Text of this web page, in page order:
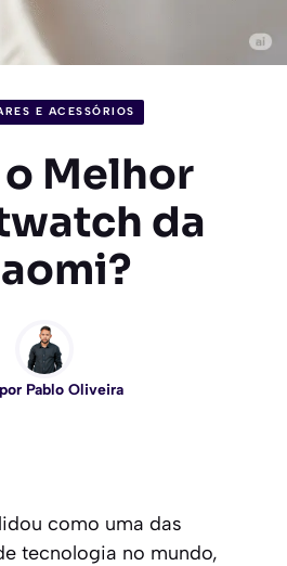
E ACESSÓRIOS
Melhor
da
Pablo Oliveira
como uma das
tecnologia no mundo,